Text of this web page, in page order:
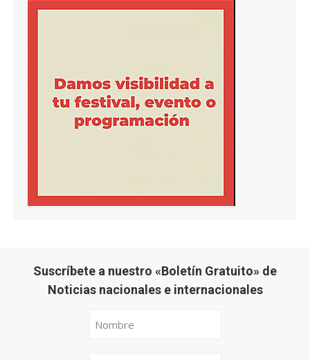
Suscríbete a nuestro «Boletín Gratuito» de
Noticias nacionales e internacionales